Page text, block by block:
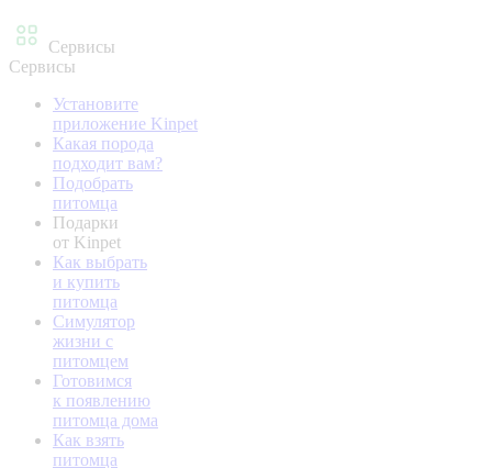
Сервисы
Сервисы
Установите
приложение Kinpet
Какая порода
подходит вам?
Подобрать
питомца
Подарки
от Kinpet
Как выбрать
и купить
питомца
Симулятор
жизни с
питомцем
Готовимся
к появлению
питомца дома
Как взять
питомца